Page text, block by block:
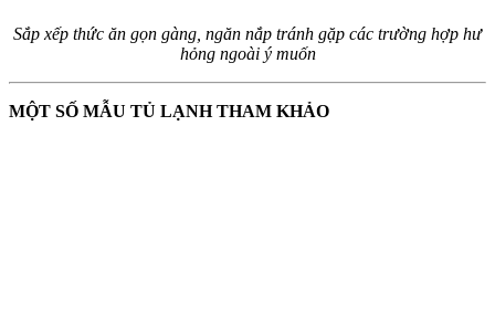
Sắp xếp thức ăn gọn gàng, ngăn nắp tránh gặp các trường hợp hư
hỏng ngoài ý muốn
MỘT SỐ MẪU TỦ LẠNH THAM KHẢO